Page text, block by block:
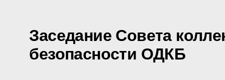
Заседание Совета
безопасности ОДКБ